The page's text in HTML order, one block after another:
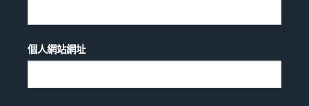
個人網站網址